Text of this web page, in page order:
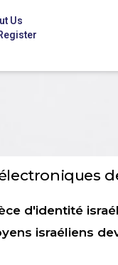
Us
d'identité
israéliens